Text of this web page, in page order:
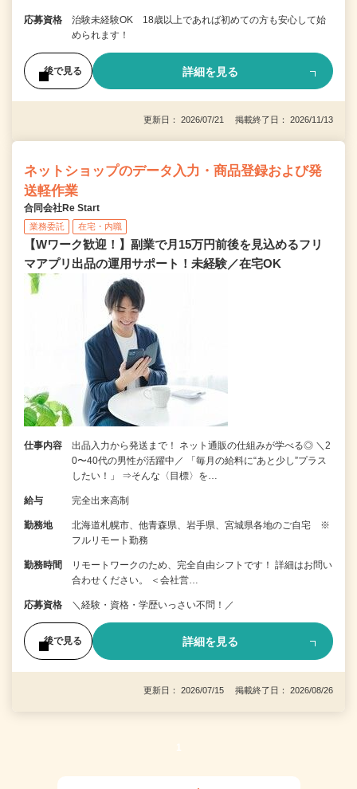
応募資格
治験未経験OK 18歳以上であれば初めての方も安心して始
められます！
後で見る 詳細を見る
更新日： 2026/07/21 掲載終了日： 2026/11/13
ネットショップのデータ入力・商品登録および発
送軽作業
合同会社Re Start
業務委託 在宅・内職
【Wワーク歓迎！】副業で月15万円前後を見込めるフリ
マアプリ出品の運用サポート！未経験／在宅OK
仕事内容
出品入力から発送まで！ ネット通販の仕組みが学べる◎ ＼2
0〜40代の男性が活躍中／ 「毎月の給料に“あと少し”プラス
したい！」 ⇒そんな〈目標〉を…
給与 完全出来高制
勤務地
北海道札幌市、他青森県、岩手県、宮城県各地のご自宅 ※
フルリモート勤務
勤務時間
リモートワークのため、完全自由シフトです！ 詳細はお問い
合わせください。 ＜会社営…
応募資格 ＼経験・資格・学歴いっさい不問！／
後で見る 詳細を見る
更新日： 2026/07/15 掲載終了日： 2026/08/26
1